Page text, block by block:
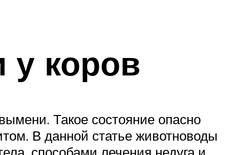
у коров
Такое состояние опасно
В данной статье животноводы